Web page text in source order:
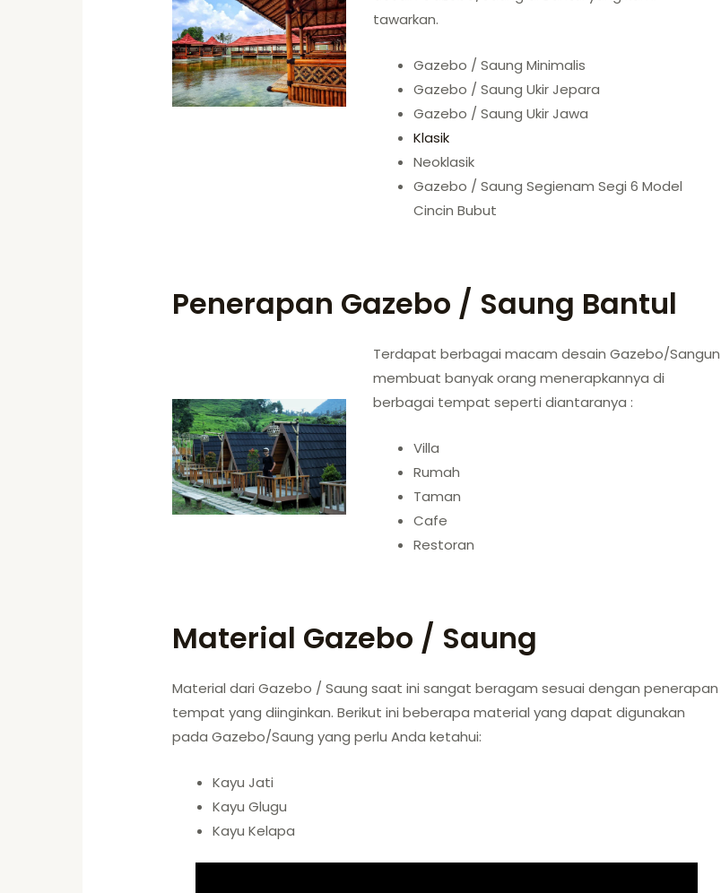
tawarkan.
Gazebo / Saung Minimalis
Gazebo / Saung Ukir Jepara
Gazebo / Saung Ukir Jawa
Klasik
Neoklasik
Gazebo / Saung Segienam Segi 6 Model
Cincin Bubut
Penerapan Gazebo / Saung Bantul
Terdapat berbagai macam desain Gazebo/Sangun
membuat banyak orang menerapkannya di
berbagai tempat seperti diantaranya :
Villa
Rumah
Taman
Cafe
Restoran
Material Gazebo / Saung
Material dari Gazebo / Saung saat ini sangat beragam sesuai dengan penerapan
tempat yang diinginkan. Berikut ini beberapa material yang dapat digunakan
pada Gazebo/Saung yang perlu Anda ketahui:
Kayu Jati
Kayu Glugu
Kayu Kelapa